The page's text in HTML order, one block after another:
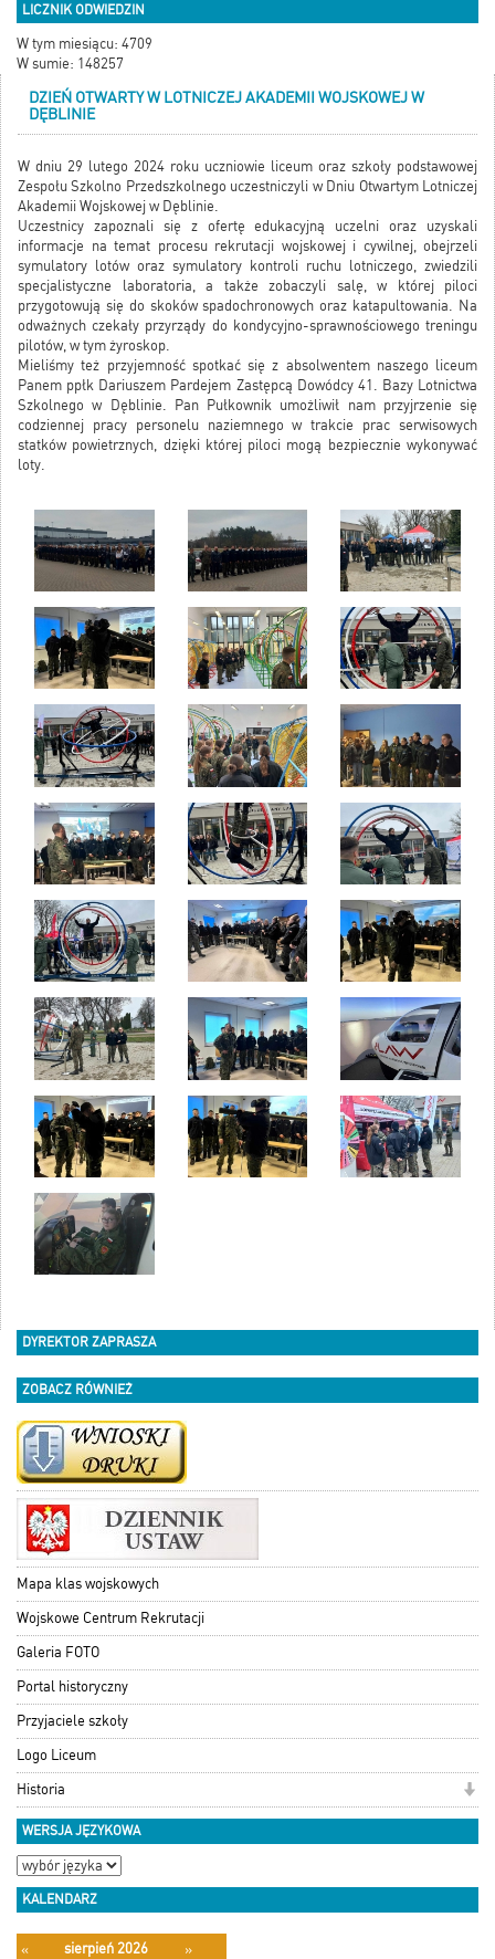
LICZNIK ODWIEDZIN
W tym miesiącu: 4709
W sumie: 148257
DZIEŃ OTWARTY W LOTNICZEJ AKADEMII WOJSKOWEJ W
DĘBLINIE
W dniu 29 lutego 2024 roku uczniowie liceum oraz szkoły podstawowej
Zespołu Szkolno Przedszkolnego uczestniczyli w Dniu Otwartym Lotniczej
Akademii Wojskowej w Dęblinie.
Uczestnicy zapoznali się z ofertę edukacyjną uczelni oraz uzyskali
informacje na temat procesu rekrutacji wojskowej i cywilnej, obejrzeli
symulatory lotów oraz symulatory kontroli ruchu lotniczego, zwiedzili
specjalistyczne laboratoria, a także zobaczyli salę, w której piloci
przygotowują się do skoków spadochronowych oraz katapultowania. Na
odważnych czekały przyrządy do kondycyjno-sprawnościowego treningu
pilotów, w tym żyroskop.
Mieliśmy też przyjemność spotkać się z absolwentem naszego liceum
Panem ppłk Dariuszem Pardejem Zastępcą Dowódcy 41. Bazy Lotnictwa
Szkolnego w Dęblinie. Pan Pułkownik umożliwił nam przyjrzenie się
codziennej pracy personelu naziemnego w trakcie prac serwisowych
statków powietrznych, dzięki której piloci mogą bezpiecznie wykonywać
loty.
DYREKTOR ZAPRASZA
ZOBACZ RÓWNIEŻ
Mapa klas wojskowych
Wojskowe Centrum Rekrutacji
Galeria FOTO
Portal historyczny
Przyjaciele szkoły
Logo Liceum
Historia
WERSJA JĘZYKOWA
KALENDARZ
« sierpień 2026 »